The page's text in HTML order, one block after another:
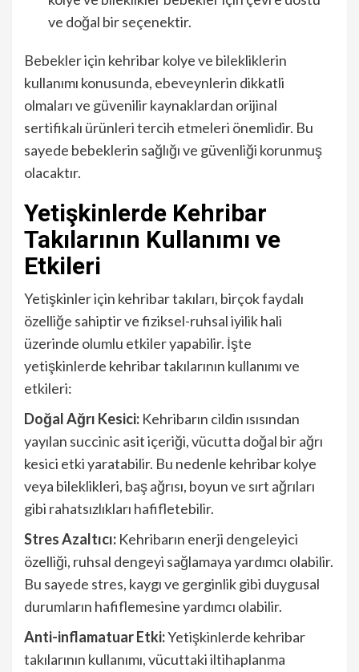
ve doğal bir seçenektir.
Bebekler için kehribar kolye ve bilekliklerin
kullanımı konusunda, ebeveynlerin dikkatli
olmaları ve güvenilir kaynaklardan orijinal
sertifikalı ürünleri tercih etmeleri önemlidir. Bu
sayede bebeklerin sağlığı ve güvenliği korunmuş
olacaktır.
Yetişkinlerde Kehribar
Takılarının Kullanımı ve
Etkileri
Yetişkinler için kehribar takıları, birçok faydalı
özelliğe sahiptir ve fiziksel-ruhsal iyilik hali
üzerinde olumlu etkiler yapabilir. İşte
yetişkinlerde kehribar takılarının kullanımı ve
etkileri:
Doğal Ağrı Kesici: Kehribarın cildin ısısından
yayılan succinic asit içeriği, vücutta doğal bir ağrı
kesici etki yaratabilir. Bu nedenle kehribar kolye
veya bileklikleri, baş ağrısı, boyun ve sırt ağrıları
gibi rahatsızlıkları hafifletebilir.
Stres Azaltıcı: Kehribarın enerji dengeleyici
özelliği, ruhsal dengeyi sağlamaya yardımcı olabilir.
Bu sayede stres, kaygı ve gerginlik gibi duygusal
durumların hafiflemesine yardımcı olabilir.
Anti-inflamatuar Etki:Yetişkinlerde kehribar
takılarının kullanımı, vücuttaki iltihaplanma